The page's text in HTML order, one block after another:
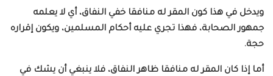
ويدخل في هذا كون المقر له منافقا خفي النفاق، أي لا يعلمه
جمهور الصحابة، فهذا تجري عليه أحكام المسلمين، ويكون إقراره
حجة.
أما إذا كان المقر له منافقا ظاهر النفاق، فلا ينبغي أن يشك في